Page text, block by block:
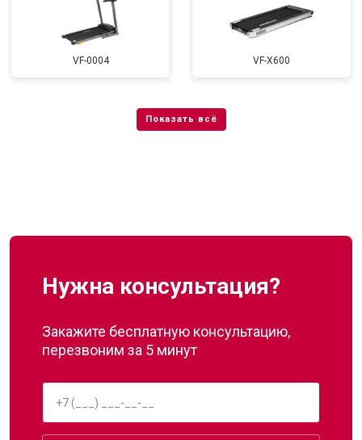
VF-0004 VF-X600
Нужна консультация?
Закажите бесплатную консультацию,
перезвоним за 5 минут